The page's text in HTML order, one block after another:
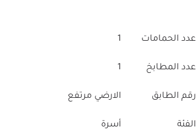
عدد الحمامات 1
عدد المطابخ 1
رقم الطابق الارضي مرتفع
الفئة أسرة